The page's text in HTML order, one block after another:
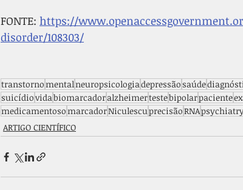
FONTE: https://
disorder/108303/
transtornomentalneuropsicologiadepressãosaúde
suicídiovidabiomarcadoralzheimertestebipolarpaciente
medicamentosomarcadorNiculescuprecisãoRNA
ARTIGO CIENTÍFICO